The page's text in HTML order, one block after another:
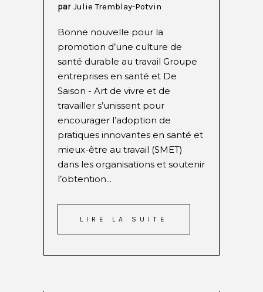
par Julie Tremblay-Potvin
Bonne nouvelle pour la
promotion d’une culture de
santé durable au travail Groupe
entreprises en santé et De
Saison - Art de vivre et de
travailler s’unissent pour
encourager l’adoption de
pratiques innovantes en santé et
mieux-être au travail (SMET)
dans les organisations et soutenir
l’obtention...
LIRE LA SUITE